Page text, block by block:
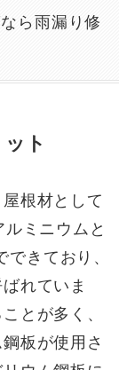
ら雨漏り修
ト
根材として
ミニウムと
きており、
れていま
とが多く、
板が使用さ